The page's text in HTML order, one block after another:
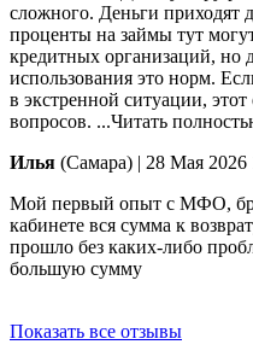
сложного. Деньги приходят
проценты на займы тут
кредитных организаций, но
использования это норм.
в экстренной ситуации,
вопросов. ...Читать
Илья (Самара) | 28 Мая 2026
Мой первый опыт с МФО,
кабинете вся сумма к
прошло без каких-либо
большую сумму
Показать все отзывы